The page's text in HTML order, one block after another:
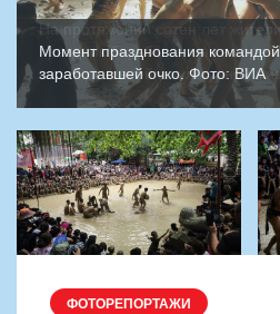
Момент празднования
заработавшей очко. Фото: ВИА
ФОТОРЕПОРТАЖИ